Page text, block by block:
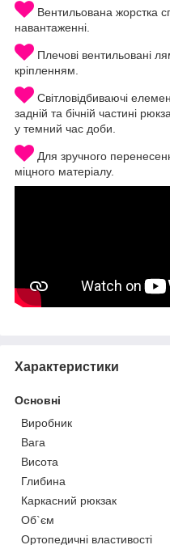
Вентильована жорстка
навантаженні.
Плечові вентильовані
кріпленням.
Світловідбиваючі
задній та бічній частині
у темний час доби.
Для зручного
міцного матеріалу.
Характеристики
Основні
Виробник
Вага
Висота
Глибина
Каркасний рюкзак
Об`єм
Ортопедичні властивості